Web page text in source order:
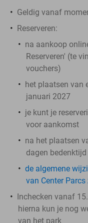
Geldig vanaf
Reserveren:
na aankoop
Reserveren' (te
vouchers)
het plaatsen van
januari 2027
je kunt je
voor aankomst
na het plaatsen
dagen
de algemene
van Center
Inchecken vanaf
hierna kun je nog
van het park